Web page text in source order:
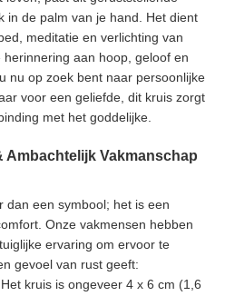
in de palm van je hand. Het dient
meditatie en verlichting van
aan hoop, geloof en
nu op zoek bent naar persoonlijke
voor een geliefde, dit kruis zorgt
met het goddelijke.
Ambachtelijk Vakmanschap
dan een symbool; het is een
Onze vakmensen hebben
ervaring om ervoor te
gevoel van rust geeft:
kruis is ongeveer 4 x 6 cm (1,6